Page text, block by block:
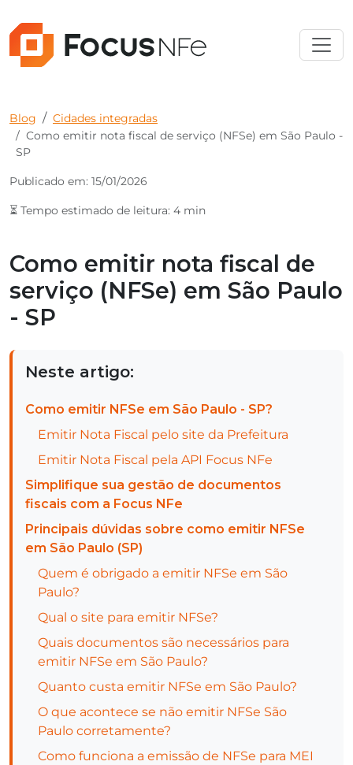
Blog
Cidades integradas
Como emitir nota fiscal de serviço (NFSe) em São Paulo -
SP
Publicado em: 15/01/2026
⏳ Tempo estimado de leitura: 4 min
Como emitir nota fiscal de
serviço (NFSe) em São Paulo
- SP
Neste artigo:
Como emitir NFSe em São Paulo - SP?
Emitir Nota Fiscal pelo site da Prefeitura
Emitir Nota Fiscal pela API Focus NFe
Simplifique sua gestão de documentos
fiscais com a Focus NFe
Principais dúvidas sobre como emitir NFSe
em São Paulo (SP)
Quem é obrigado a emitir NFSe em São
Paulo?
Qual o site para emitir NFSe?
Quais documentos são necessários para
emitir NFSe em São Paulo?
Quanto custa emitir NFSe em São Paulo?
O que acontece se não emitir NFSe São
Paulo corretamente?
Como funciona a emissão de NFSe para MEI